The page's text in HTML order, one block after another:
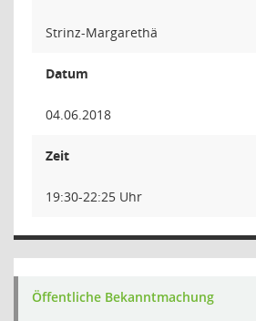
Strinz-Margarethä
Datum
04.06.2018
Zeit
19:30-22:25 Uhr
Öffentliche Bekanntmachung